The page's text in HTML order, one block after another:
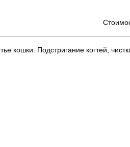
кошки. Подстригание когтей,